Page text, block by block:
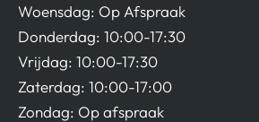
Woensdag: Op Afspraak
Donderdag: 10:00-17:30
Vrijdag: 10:00-17:30
Zaterdag: 10:00-17:00
Zondag: Op afspraak